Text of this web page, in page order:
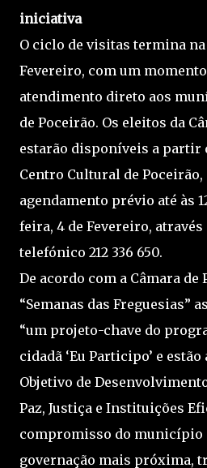
iniciativa
O ciclo de visitas termina
Fevereiro, com um
atendimento direto aos
de Poceirão. Os eleitos da
estarão disponíveis a partir
Centro Cultural de
agendamento prévio até às
feira, 4 de Fevereiro,
telefónico 212 336 650.
De acordo com a Câmara de
“Semanas das Freguesias”
“um projeto-chave do
cidadã ‘Eu Participo’ e
Objetivo de
Paz, Justiça e Instituições
compromisso do município
governação mais próxima,